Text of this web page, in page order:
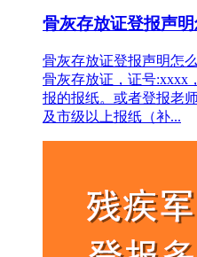
骨灰存放证登报声
骨灰存放证登报声明怎
骨灰存放证，证号:xxxx
报的报纸。或者登报老
及市级以上报纸（补...